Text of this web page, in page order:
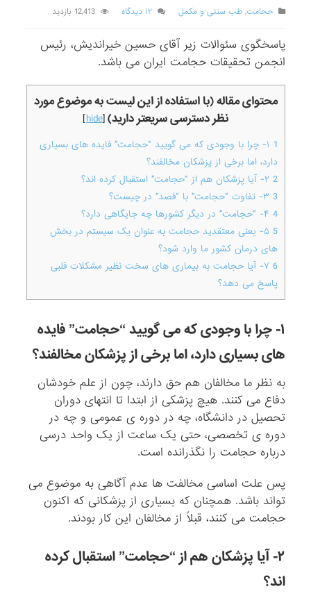
حجامت,طب سنتی و مکمل ۱۲ دیدگاه 12,413 بازدید
پاسخگوی سئوالات زیر آقای حسین خیراندیش، رئیس
انجمن تحقیقات حجامت ایران می باشد.
محتوای مقاله (با استفاده از این لیست به موضوع مورد
نظر دسترسی سریعتر دارید)[
hide
]
1 ۱- چرا با وجودی که می گویید “حجامت” فایده های بسیاری
دارد، اما برخی از پزشکان مخالفند؟
2
3
4
5
۵- یعنی معتقدید حجامت به عنوان یک سیستم در بخش
های درمان کشور ما وارد شود؟
6
۷- آیا حجامت به بیماری های سخت نظیر مشکلات قلبی
پاسخ می دهد؟
۱- چرا با وجودی که می گویید “حجامت” فایده
های بسیاری دارد، اما برخی از پزشکان مخالفند؟
به نظر ما مخالفان هم حق دارند، چون از علم خودشان
دفاع می کنند. هیچ پزشکی از ابتدا تا انتهای دوران
تحصیل در دانشگاه، چه در دوره ی عمومی و چه در
دوره ی تخصصی، حتی یک ساعت از یک واحد درسی
درباره حجامت را نگذرانده است.
پس علت اساسی مخالفت ها عدم آگاهی به موضوع می
تواند باشد. همچنان که بسیاری از پزشکانی که اکنون
حجامت می کنند، قبلاً از مخالفان این کار بودند.
۲- آیا پزشکان هم از “حجامت” استقبال کرده
اند؟